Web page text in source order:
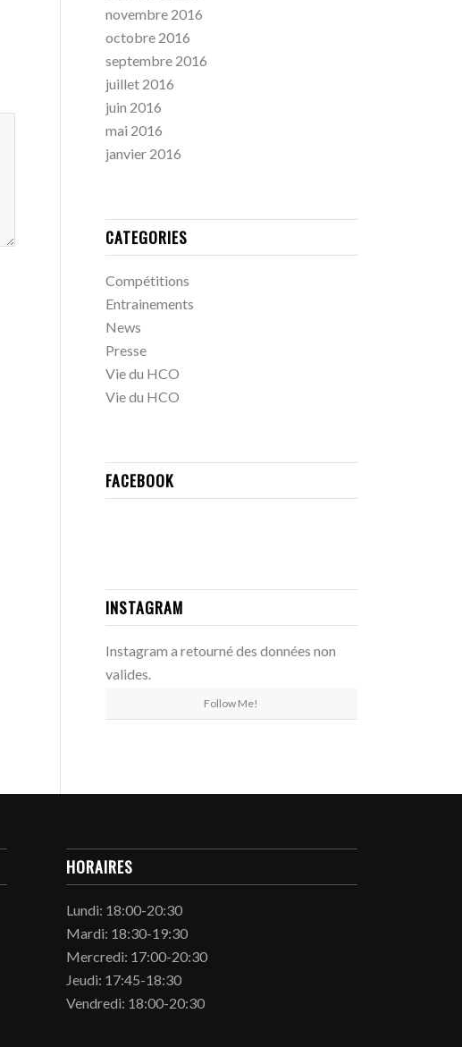
novembre 2016
octobre 2016
septembre 2016
juillet 2016
juin 2016
mai 2016
janvier 2016
CATEGORIES
Compétitions
Entrainements
News
Presse
Vie du HCO
Vie du HCO
FACEBOOK
INSTAGRAM
Instagram a retourné des données non
valides.
Follow Me!
HORAIRES
Lundi: 18:00-20:30
Mardi: 18:30-19:30
Mercredi: 17:00-20:30
Jeudi: 17:45-18:30
Vendredi: 18:00-20:30